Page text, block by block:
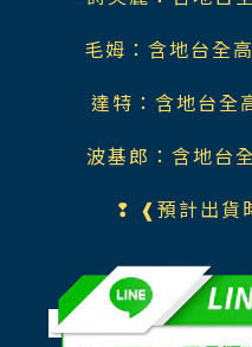
毛姆：含地台全
達特：含地台
波基郎：含地台
❢ ❰預計出貨